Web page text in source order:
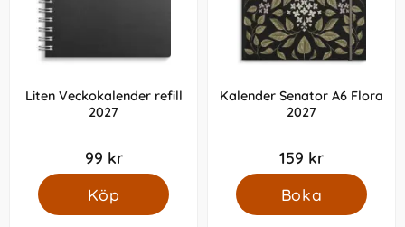
Liten Veckokalender refill
2027
99 kr
Köp
Kalender Senator A6 Flora
2027
159 kr
Boka